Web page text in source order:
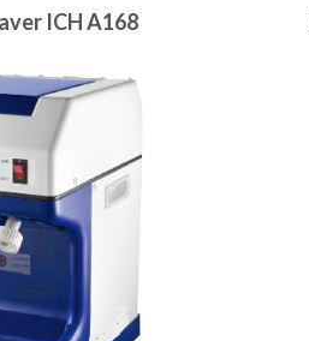
ICH A168